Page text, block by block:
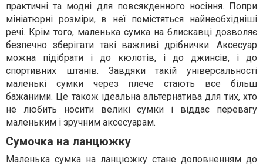
практичні та модні для повсякденного носіння. Попри
мініатюрні розміри, в неї помістяться найнеобхідніші
речі. Крім того, маленька сумка на блискавці дозволяє
безпечно зберігати такі важливі дрібнички. Аксесуар
можна підібрати і до кюлотів, і до джинсів, і до
спортивних штанів. Завдяки такій універсальності
маленькі сумки через плече стають все більш
бажаними. Це також ідеальна альтернатива для тих, хто
не любить носити великі сумки і віддає перевагу
маленьким і зручним аксесуарам.
Сумочка на ланцюжку
Маленька сумка на ланцюжку стане доповненням до